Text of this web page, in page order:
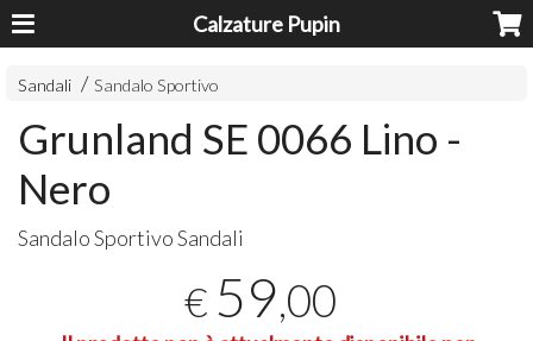
Calzature Pupin
Sandali Sandalo Sportivo
Grunland SE 0066 Lino -
Nero
Sandalo Sportivo Sandali
€ 59,00